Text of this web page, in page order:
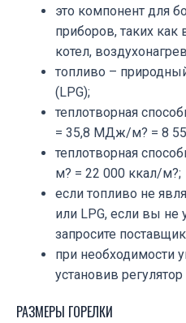
это компонент для
приборов, таких
котел,
топливо –
(LPG);
теплотворная
= 35,8 МДж/м? = 8
теплотворная
м? = 22 000 ккал/м?;
если топливо не
или LPG, если вы не
запросите
при необходимости
установив
РАЗМЕРЫ ГОРЕЛКИ